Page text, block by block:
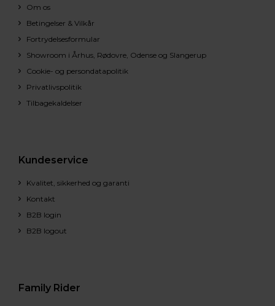
Om os
Betingelser & Vilkår
Fortrydelsesformular
Showroom i Århus, Rødovre, Odense og Slangerup
Cookie- og persondatapolitik
Privatlivspolitik
Tilbagekaldelser
Kundeservice
Kvalitet, sikkerhed og garanti
Kontakt
B2B login
B2B logout
Family Rider